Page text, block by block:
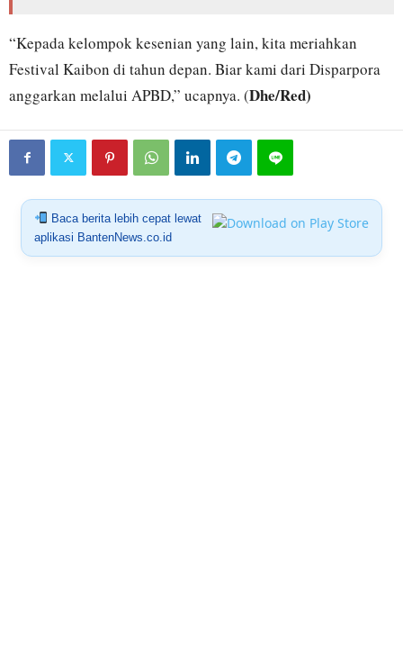
“Kepada kelompok kesenian yang lain, kita meriahkan
Festival Kaibon di tahun depan. Biar kami dari Disparpora
anggarkan melalui APBD,” ucapnya. (Dhe/Red)
Baca berita lebih cepat lewat
aplikasi BantenNews.co.id